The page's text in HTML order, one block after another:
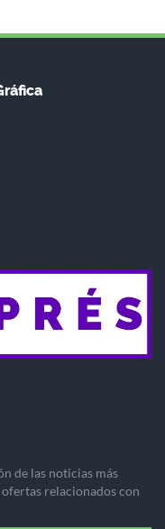
de las noticias más
relacionados con